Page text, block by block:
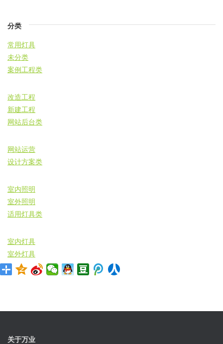
分类
常用灯具
未分类
案例工程类
改造工程
新建工程
网站后台类
网站运营
设计方案类
室内照明
室外照明
适用灯具类
室内灯具
室外灯具
关于万业